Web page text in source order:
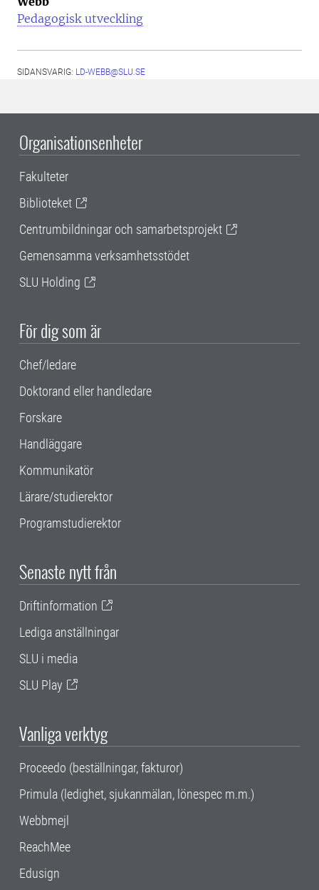
Pedagogisk utveckling
SIDANSVARIG: LD-WEBB@SLU.SE
Organisationsenheter
Fakulteter
Biblioteket
Centrumbildningar och samarbetsprojekt
Gemensamma verksamhetsstödet
SLU Holding
För dig som är
Chef/ledare
Doktorand eller handledare
Forskare
Handläggare
Kommunikatör
Lärare/studierektor
Programstudierektor
Senaste nytt från
Driftinformation
Lediga anställningar
SLU i media
SLU Play
Vanliga verktyg
Proceedo (beställningar, fakturor)
Primula (ledighet, sjukanmälan, lönespec m.m.)
Webbmejl
ReachMee
Edusign